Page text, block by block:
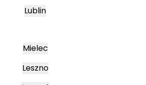
Lublin
Mielec
Leszno